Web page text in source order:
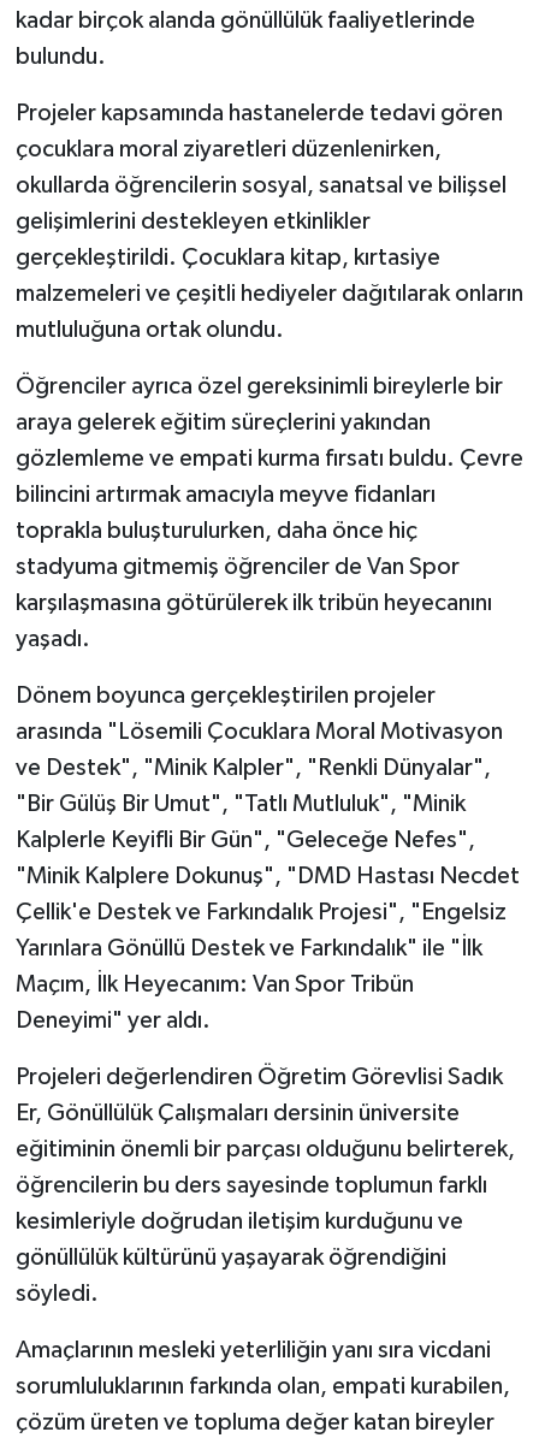
kadar birçok alanda gönüllülük faaliyetlerinde
bulundu.
Projeler kapsamında hastanelerde tedavi gören
çocuklara moral ziyaretleri düzenlenirken,
okullarda öğrencilerin sosyal, sanatsal ve bilişsel
gelişimlerini destekleyen etkinlikler
gerçekleştirildi. Çocuklara kitap, kırtasiye
malzemeleri ve çeşitli hediyeler dağıtılarak onların
mutluluğuna ortak olundu.
Öğrenciler ayrıca özel gereksinimli bireylerle bir
araya gelerek eğitim süreçlerini yakından
gözlemleme ve empati kurma fırsatı buldu. Çevre
bilincini artırmak amacıyla meyve fidanları
toprakla buluşturulurken, daha önce hiç
stadyuma gitmemiş öğrenciler de Van Spor
karşılaşmasına götürülerek ilk tribün heyecanını
yaşadı.
Dönem boyunca gerçekleştirilen projeler
arasında "Lösemili Çocuklara Moral Motivasyon
ve Destek", "Minik Kalpler", "Renkli Dünyalar",
"Bir Gülüş Bir Umut", "Tatlı Mutluluk", "Minik
Kalplerle Keyifli Bir Gün", "Geleceğe Nefes",
"Minik Kalplere Dokunuş", "DMD Hastası Necdet
Çellik'e Destek ve Farkındalık Projesi", "Engelsiz
Yarınlara Gönüllü Destek ve Farkındalık" ile "İlk
Maçım, İlk Heyecanım: Van Spor Tribün
Deneyimi" yer aldı.
Projeleri değerlendiren Öğretim Görevlisi Sadık
Er, Gönüllülük Çalışmaları dersinin üniversite
eğitiminin önemli bir parçası olduğunu belirterek,
öğrencilerin bu ders sayesinde toplumun farklı
kesimleriyle doğrudan iletişim kurduğunu ve
gönüllülük kültürünü yaşayarak öğrendiğini
söyledi.
Amaçlarının mesleki yeterliliğin yanı sıra vicdani
sorumluluklarının farkında olan, empati kurabilen,
çözüm üreten ve topluma değer katan bireyler